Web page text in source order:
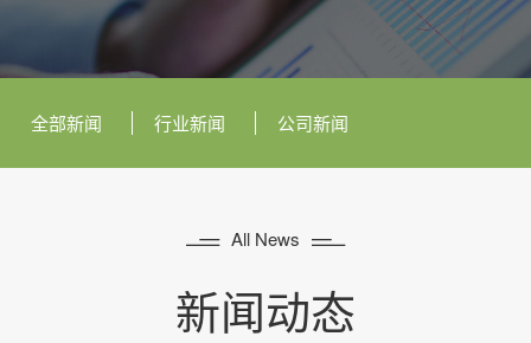
全部新闻 行业新闻 公司新闻
 All News 
新闻动态